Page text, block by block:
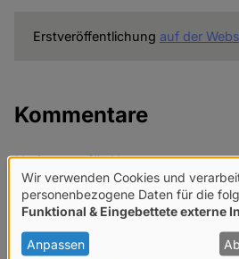
Erstveröffentlichung auf der
Kommentare
Netiquette für Kommentare
Share
news
Verwendung
von
personenbezogenen
Wir verwenden Cookies und
personenbezogene Daten für die
Funktional & Eingebettete externe
Anpassen